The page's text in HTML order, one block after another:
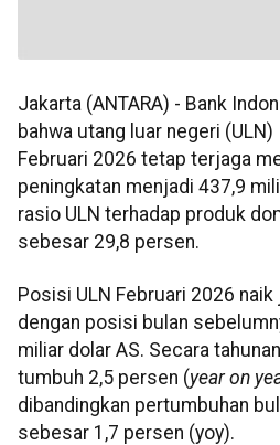
Jakarta (ANTARA) - Bank
bahwa utang luar negeri
Februari 2026 tetap terjaga
peningkatan menjadi 437,9
rasio ULN terhadap produk
sebesar 29,8 persen.
Posisi ULN Februari 2026
dengan posisi bulan
miliar dolar AS. Secara
tumbuh 2,5 persen (year on
dibandingkan pertumbuhan
sebesar 1,7 persen (yoy).